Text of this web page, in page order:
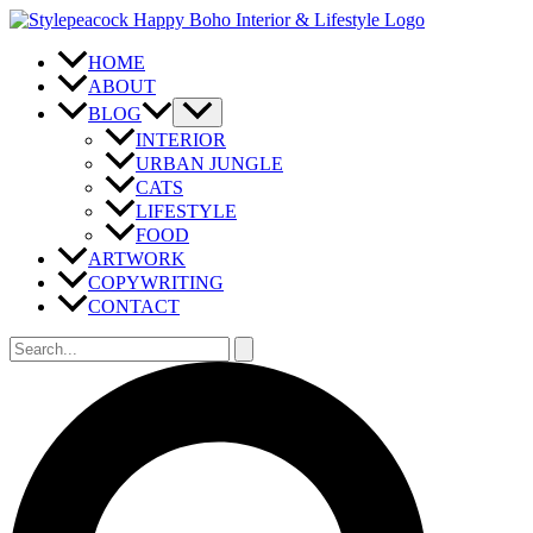
Zum
springen
HOME
ABOUT
BLOG
INTERIOR
URBAN JUNGLE
CATS
LIFESTYLE
FOOD
ARTWORK
COPYWRITING
CONTACT
Suchen
nach: